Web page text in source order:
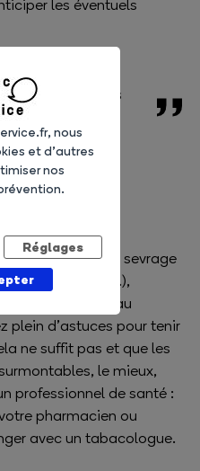
les éventuels
arrêt les
pas faire
46 ans.
du sevrage
irritabilité…),
les difficultés au
plein d’astuces pour tenir
ne suffit pas et que les
le mieux,
professionnel de santé :
pharmacien ou
avec un tabacologue.
nous
et d’autres
nos
Réglages